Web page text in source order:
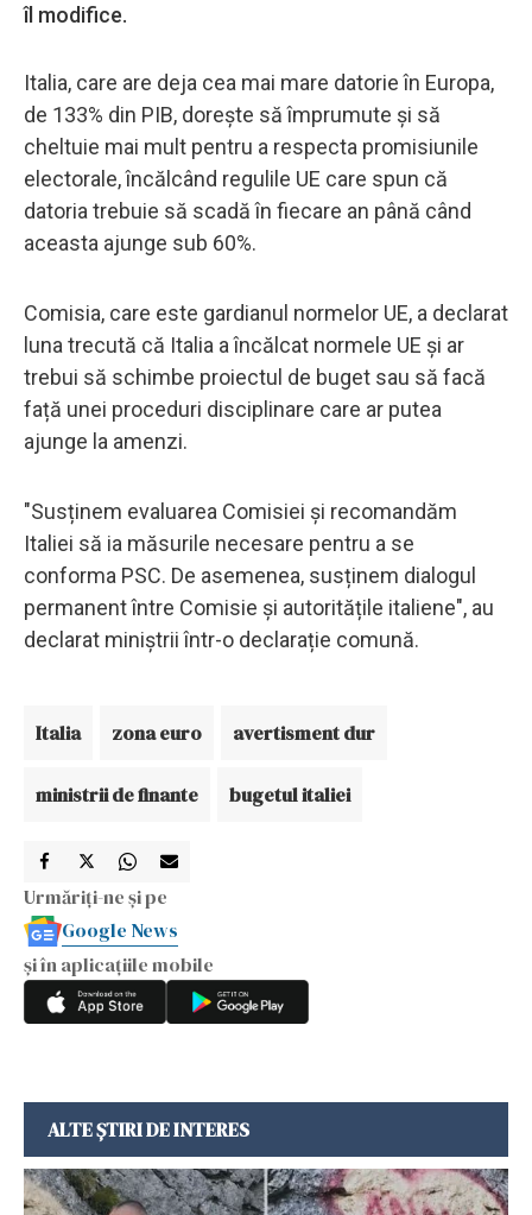
îl modifice.
Italia, care are deja cea mai mare datorie în Europa,
de 133% din PIB, dorește să împrumute și să
cheltuie mai mult pentru a respecta promisiunile
electorale, încălcând regulile UE care spun că
datoria trebuie să scadă în fiecare an până când
aceasta ajunge sub 60%.
Comisia, care este gardianul normelor UE, a declarat
luna trecută că Italia a încălcat normele UE și ar
trebui să schimbe proiectul de buget sau să facă
față unei proceduri disciplinare care ar putea
ajunge la amenzi.
"Susținem evaluarea Comisiei și recomandăm
Italiei să ia măsurile necesare pentru a se
conforma PSC. De asemenea, susținem dialogul
permanent între Comisie și autoritățile italiene", au
declarat miniștrii într-o declarație comună.
Italia zona euro avertisment dur
ministrii de finante bugetul italiei
Urmăriți-ne și pe
Google News
și în aplicațiile mobile
ALTE ȘTIRI DE INTERES